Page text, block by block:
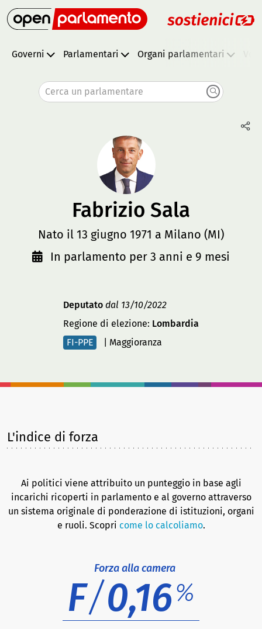
Governi Parlamentari Organi parlamentari
Cerca un parlamentare
Fabrizio Sala
Nato il 13 giugno 1971 a Milano (MI)
In parlamento per 3 anni e 9 mesi
Deputato dal 13/10/2022
Regione di elezione: Lombardia
FI-PPE
Maggioranza
L'indice di forza
Ai politici viene attribuito un punteggio in base agli
incarichi ricoperti in parlamento e al governo attraverso
un sistema originale di ponderazione di istituzioni, organi
e ruoli. Scopri come lo calcoliamo.
Forza alla camera
F/0,16%